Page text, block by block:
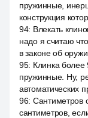
пружинные,
конструкция
94: Влекать
надо я считаю
в законе об
95: Клинка более
пружинные. Ну,
автоматических
96: Сантиметров
сантиметров,